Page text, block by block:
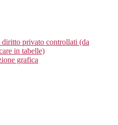
privato controllati (da
in tabelle)
grafica